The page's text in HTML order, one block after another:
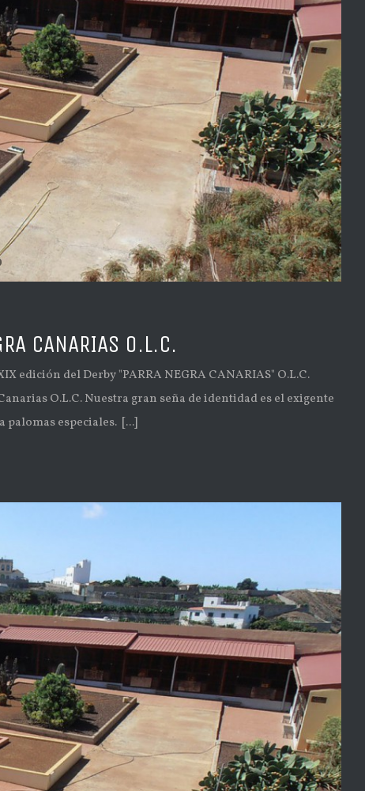
CANARIAS O.L.C.
edición del Derby "PARRA NEGRA CANARIAS" O.L.C.
O.L.C. Nuestra gran seña de identidad es el exigente
especiales. [...]